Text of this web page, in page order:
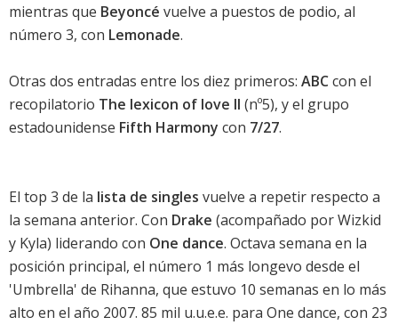
mientras que Beyoncé vuelve a puestos de podio, al
número 3, con Lemonade.
Otras dos entradas entre los diez primeros: ABCcon el
recopilatorio The lexicon of love II (nº5), y el grupo
estadounidense Fifth Harmony con 7/27.
El top 3 de la lista de singles vuelve a repetir respecto a
la semana anterior. Con Drake (acompañado por Wizkid
y Kyla) liderando con One dance. Octava semana en la
posición principal, el número 1 más longevo desde el
'Umbrella' de Rihanna, que estuvo 10 semanas en lo más
alto en el año 2007. 85 mil u.u.e.e. para One dance, con 23